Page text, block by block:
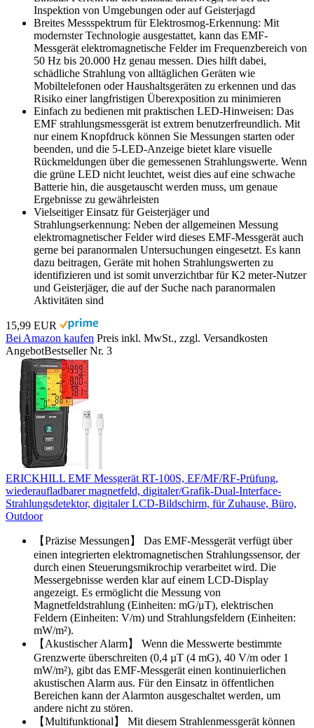
Inspektion von Umgebungen oder auf Geisterjagd
Breites Messspektrum für Elektrosmog-Erkennung: Mit
modernster Technologie ausgestattet, kann das EMF-
Messgerät elektromagnetische Felder im Frequenzbereich von
50 Hz bis 20.000 Hz genau messen. Dies hilft dabei,
schädliche Strahlung von alltäglichen Geräten wie
Mobiltelefonen oder Haushaltsgeräten zu erkennen und das
Risiko einer langfristigen Überexposition zu minimieren
Einfach zu bedienen mit praktischen LED-Hinweisen: Das
EMF strahlungsmessgerät ist extrem benutzerfreundlich. Mit
nur einem Knopfdruck können Sie Messungen starten oder
beenden, und die 5-LED-Anzeige bietet klare visuelle
Rückmeldungen über die gemessenen Strahlungswerte. Wenn
die grüne LED nicht leuchtet, weist dies auf eine schwache
Batterie hin, die ausgetauscht werden muss, um genaue
Ergebnisse zu gewährleisten
Vielseitiger Einsatz für Geisterjäger und
Strahlungserkennung: Neben der allgemeinen Messung
elektromagnetischer Felder wird dieses EMF-Messgerät auch
gerne bei paranormalen Untersuchungen eingesetzt. Es kann
dazu beitragen, Geräte mit hohen Strahlungswerten zu
identifizieren und ist somit unverzichtbar für K2 meter-Nutzer
und Geisterjäger, die auf der Suche nach paranormalen
Aktivitäten sind
15,99 EUR
Bei Amazon kaufen Preis inkl. MwSt., zzgl. Versandkosten
AngebotBestseller Nr. 3
ERICKHILL EMF Messgerät RT-100S, EF/MF/RF-Prüfung,
wiederaufladbarer magnetfeld, digitaler/Grafik-Dual-Interface-
Strahlungsdetektor, digitaler LCD-Bildschirm, für Zuhause, Büro,
Outdoor
【Präzise Messungen】 Das EMF-Messgerät verfügt über
einen integrierten elektromagnetischen Strahlungssensor, der
durch einen Steuerungsmikrochip verarbeitet wird. Die
Messergebnisse werden klar auf einem LCD-Display
angezeigt. Es ermöglicht die Messung von
Magnetfeldstrahlung (Einheiten: mG/μT), elektrischen
Feldern (Einheiten: V/m) und Strahlungsfeldern (Einheiten:
mW/m²).
【Akustischer Alarm】 Wenn die Messwerte bestimmte
Grenzwerte überschreiten (0,4 µT (4 mG), 40 V/m oder 1
mW/m²), gibt das EMF-Messgerät einen kontinuierlichen
akustischen Alarm aus. Für den Einsatz in öffentlichen
Bereichen kann der Alarmton ausgeschaltet werden, um
andere nicht zu stören.
【Multifunktional】 Mit diesem Strahlenmessgerät können